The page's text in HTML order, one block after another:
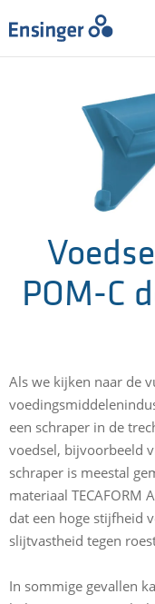
UW
Startpagina
POM-C
Als we kijken naar de
een schraper in de
voedsel, bijvoorbeeld
schraper is meestal
materiaal TECAFORM
dat een hoge stijfheid
slijtvastheid tegen
In sommige gevallen